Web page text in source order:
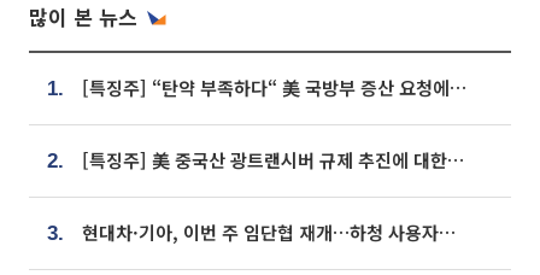
많이 본 뉴스
1. [특징주] “탄약 부족하다“ 美 국방부 증산 요청에⋯국내 방산주 급등세
2. [특징주] 美 중국산 광트랜시버 규제 추진에 대한광통신 등 광통신株 강세
3. 현대차·기아, 이번 주 임단협 재개…하청 사용자성 재심도 ‘변수’